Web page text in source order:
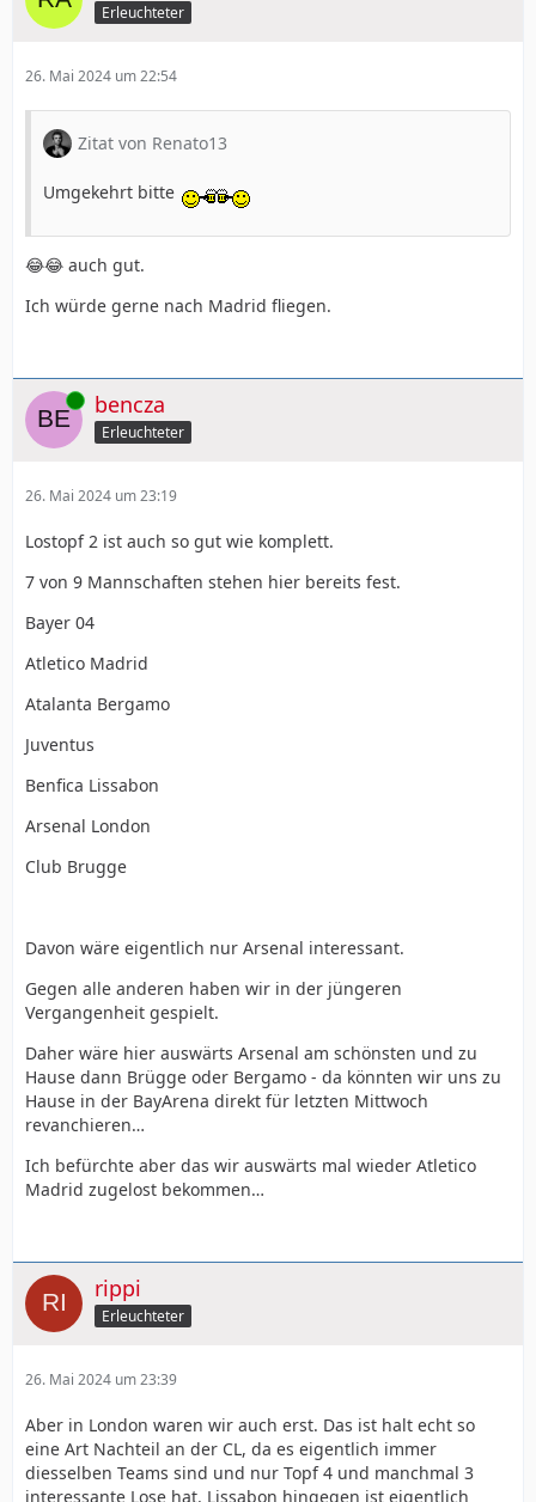
Erleuchteter
26. Mai 2024 um 22:54
Zitat von Renato13
Umgekehrt bitte
😂😂 auch gut.
Ich würde gerne nach Madrid fliegen.
Online bencza
Erleuchteter
26. Mai 2024 um 23:19
Lostopf 2 ist auch so gut wie komplett.
7 von 9 Mannschaften stehen hier bereits fest.
Bayer 04
Atletico Madrid
Atalanta Bergamo
Juventus
Benfica Lissabon
Arsenal London
Club Brugge
Davon wäre eigentlich nur Arsenal interessant.
Gegen alle anderen haben wir in der jüngeren
Vergangenheit gespielt.
Daher wäre hier auswärts Arsenal am schönsten und zu
Hause dann Brügge oder Bergamo - da könnten wir uns zu
Hause in der BayArena direkt für letzten Mittwoch
revanchieren…
Ich befürchte aber das wir auswärts mal wieder Atletico
Madrid zugelost bekommen…
rippi
Erleuchteter
26. Mai 2024 um 23:39
Aber in London waren wir auch erst. Das ist halt echt so
eine Art Nachteil an der CL, da es eigentlich immer
diesselben Teams sind und nur Topf 4 und manchmal 3
interessante Lose hat. Lissabon hingegen ist eigentlich